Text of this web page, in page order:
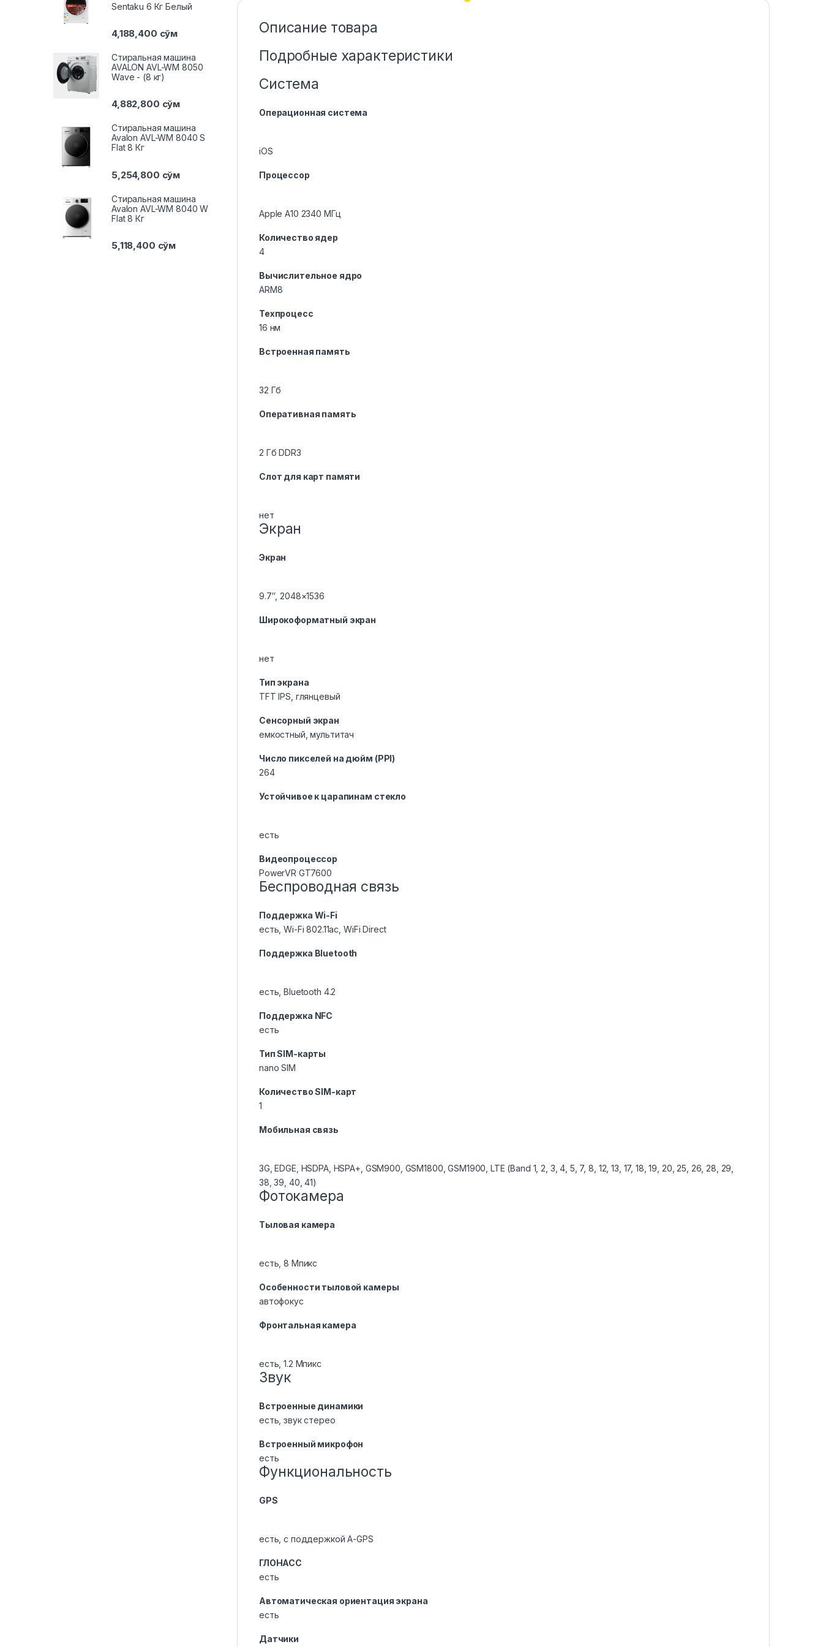
Описание товара
Подробные характеристики
Система
Операционная система
iOS
Процессор
Apple A10 2340 МГц
Количество ядер
4
Вычислительное ядро
ARM8
Техпроцесс
16 нм
Встроенная память
32 Гб
Оперативная память
2 Гб DDR3
Слот для карт памяти
нет
Экран
Экран
9.7″, 2048×1536
Широкоформатный экран
нет
Тип экрана
TFT IPS, глянцевый
Сенсорный экран
емкостный, мультитач
Число пикселей на дюйм (PPI)
264
Устойчивое к царапинам стекло
есть
Видеопроцессор
PowerVR GT7600
Беспроводная связь
Поддержка Wi-Fi
есть, Wi-Fi 802.11ac, WiFi Direct
Поддержка Bluetooth
есть, Bluetooth 4.2
Поддержка NFC
есть
Тип SIM-карты
nano SIM
Количество SIM-карт
1
Мобильная связь
3G, EDGE, HSDPA, HSPA+, GSM900, GSM1800, GSM1900, LTE (Band 1, 2, 3, 4, 5, 7, 8, 12, 13, 17, 18, 19, 20, 25, 26, 28, 29,
38, 39, 40, 41)
Фотокамера
Тыловая камера
есть, 8 Мпикс
Особенности тыловой камеры
автофокус
Фронтальная камера
есть, 1.2 Мпикс
Звук
Встроенные динамики
есть, звук стерео
Встроенный микрофон
есть
Функциональность
GPS
есть, с поддержкой A-GPS
ГЛОНАСС
есть
Автоматическая ориентация экрана
есть
Датчики
Sentaku 6 Кг Белый
4,188,400 сўм
Стиральная машина
AVALON AVL-WM 8050
Wave - (8 кг)
4,882,800 сўм
Стиральная машина
Avalon AVL-WM 8040 S
Flat 8 Кг
5,254,800 сўм
Стиральная машина
Avalon AVL-WM 8040 W
Flat 8 Кг
5,118,400 сўм